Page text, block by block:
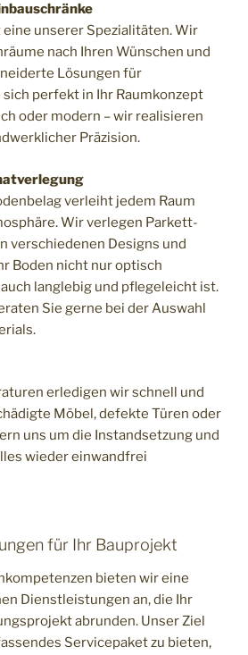
eine unserer Spezialitäten. Wir
nach Ihren Wünschen und
Lösungen für
sich perfekt in Ihr Raumkonzept
oder modern – wir realisieren
Präzision.
verleiht jedem Raum
Wir verlegen Parkett-
verschiedenen Designs und
Boden nicht nur optisch
langlebig und pflegeleicht ist.
Sie gerne bei der Auswahl
erledigen wir schnell und
Möbel, defekte Türen oder
uns um die Instandsetzung und
wieder einwandfrei
für Ihr Bauprojekt
bieten wir eine
Dienstleistungen an, die Ihr
abrunden. Unser Ziel
Servicepaket zu bieten,